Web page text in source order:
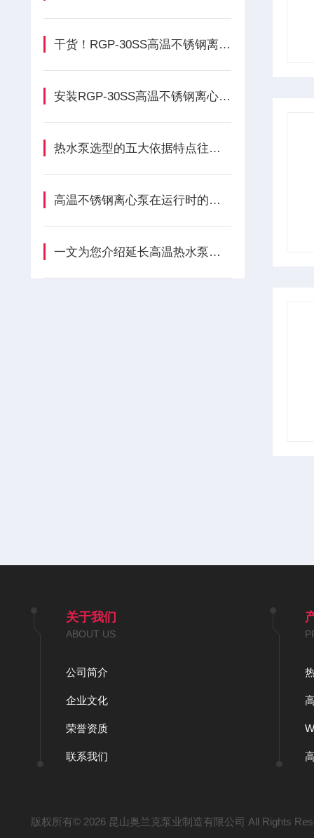
干货！RGP-30SS高温不锈钢离心泵各组成部件功能特点全解析
安装RGP-30SS高温不锈钢离心泵过程中容易碰到的误区分享
热水泵选型的五大依据特点往这边看↓
高温不锈钢离心泵在运行时的三种能量损失形式介绍
一文为您介绍延长高温热水泵使用寿命的方法
关于我们
ABOUT US
公司简介
企业文化
荣誉资质
联系我们
版权所有© 2026 昆山奥兰克泵业制造有限公司 All Rights